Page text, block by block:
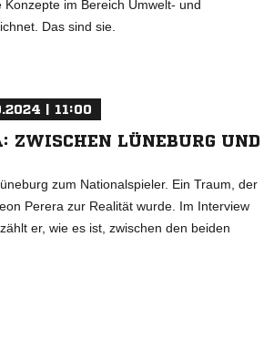
im Bereich Umwelt- und
Das sind sie.
| 11:00
ZWISCHEN LÜNEBURG UND
zum Nationalspieler. Ein Traum, der
Perera zur Realität wurde. Im Interview
er, wie es ist, zwischen den beiden